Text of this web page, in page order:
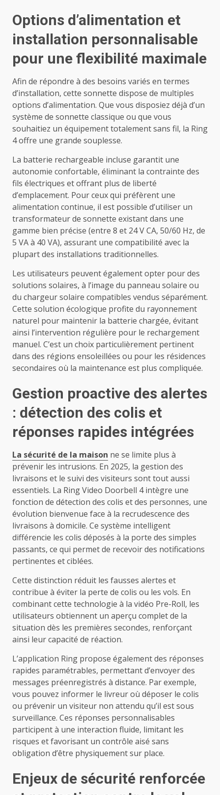
Options d’alimentation et
installation personnalisable
pour une flexibilité maximale
Afin de répondre à des besoins variés en termes
d’installation, cette sonnette dispose de multiples
options d’alimentation. Que vous disposiez déjà d’un
système de sonnette classique ou que vous
souhaitiez un équipement totalement sans fil, la Ring
4 offre une grande souplesse.
La batterie rechargeable incluse garantit une
autonomie confortable, éliminant la contrainte des
fils électriques et offrant plus de liberté
d’emplacement. Pour ceux qui préfèrent une
alimentation continue, il est possible d’utiliser un
transformateur de sonnette existant dans une
gamme bien précise (entre 8 et 24 V CA, 50/60 Hz, de
5 VA à 40 VA), assurant une compatibilité avec la
plupart des installations traditionnelles.
Les utilisateurs peuvent également opter pour des
solutions solaires, à l’image du panneau solaire ou
du chargeur solaire compatibles vendus séparément.
Cette solution écologique profite du rayonnement
naturel pour maintenir la batterie chargée, évitant
ainsi l’intervention régulière pour le rechargement
manuel. C’est un choix particulièrement pertinent
dans des régions ensoleillées ou pour les résidences
secondaires où la maintenance est plus compliquée.
Gestion proactive des alertes
: détection des colis et
réponses rapides intégrées
La sécurité de la maison ne se limite plus à
prévenir les intrusions. En 2025, la gestion des
livraisons et le suivi des visiteurs sont tout aussi
essentiels. La Ring Video Doorbell 4 intègre une
fonction de détection des colis et des personnes, une
évolution bienvenue face à la recrudescence des
livraisons à domicile. Ce système intelligent
différencie les colis déposés à la porte des simples
passants, ce qui permet de recevoir des notifications
pertinentes et ciblées.
Cette distinction réduit les fausses alertes et
contribue à éviter la perte de colis ou les vols. En
combinant cette technologie à la vidéo Pre-Roll, les
utilisateurs obtiennent un aperçu complet de la
situation dès les premières secondes, renforçant
ainsi leur capacité de réaction.
L’application Ring propose également des réponses
rapides paramétrables, permettant d’envoyer des
messages préenregistrés à distance. Par exemple,
vous pouvez informer le livreur où déposer le colis
ou prévenir un visiteur non attendu qu’il est sous
surveillance. Ces réponses personnalisables
participent à une interaction fluide, limitant les
risques et favorisant un contrôle aisé sans
obligation d’être physiquement sur place.
Enjeux de sécurité renforcée